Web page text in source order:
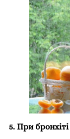
5. При бронхіті